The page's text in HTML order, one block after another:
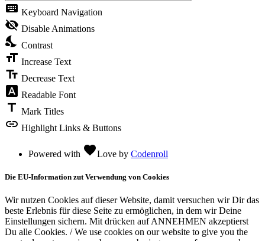
keyboard Keyboard Navigation
visibility_off Disable Animations
nights_stay Contrast
format_size Increase Text
text_fields Decrease Text
font_download Readable Font
title Mark Titles
link Highlight Links & Buttons
Powered with favoriteLove by Codenroll
Die EU-Information zut Verwendung von Cookies
Wir nutzen Cookies auf dieser Website, damit versuchen wir Dir das
beste Erlebnis für diese Seite zu ermöglichen, in dem wir Deine
Einstellungen sichern. Mit drücken auf ANNEHMEN akzeptierst
Du alle Cookies. / We use cookies on our website to give you the